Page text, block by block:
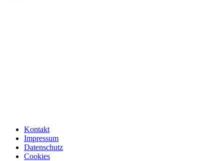
Kontakt
Impressum
Datenschutz
Cookies